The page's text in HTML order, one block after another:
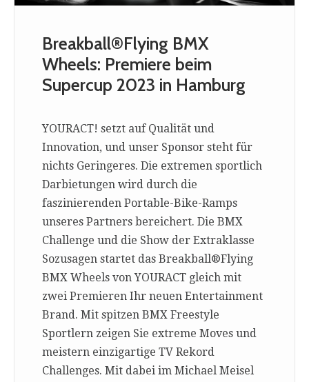
Breakball®Flying BMX
Wheels: Premiere beim
Supercup 2023 in Hamburg
YOURACT! setzt auf Qualität und
Innovation, und unser Sponsor steht für
nichts Geringeres. Die extremen sportlich
Darbietungen wird durch die
faszinierenden Portable-Bike-Ramps
unseres Partners bereichert. Die BMX
Challenge und die Show der Extraklasse
Sozusagen startet das Breakball®Flying
BMX Wheels von YOURACT gleich mit
zwei Premieren Ihr neuen Entertainment
Brand. Mit spitzen BMX Freestyle
Sportlern zeigen Sie extreme Moves und
meistern einzigartige TV Rekord
Challenges. Mit dabei im Michael Meisel